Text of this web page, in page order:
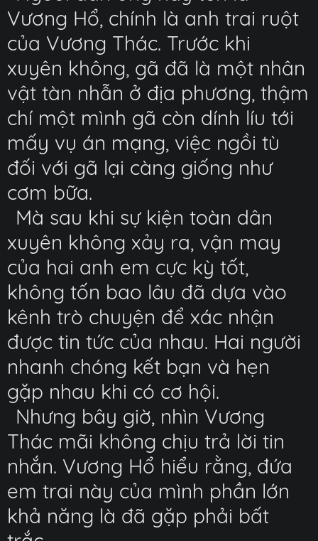
Vương Hổ, chính là anh trai ruột
của Vương Thác. Trước khi
xuyên không, gã đã là một nhân
vật tàn nhẫn ở địa phương, thậm
chí một mình gã còn dính líu tới
mấy vụ án mạng, việc ngồi tù
đối với gã lại càng giống như
cơm bữa.
Mà sau khi sự kiện toàn dân
xuyên không xảy ra, vận may
của hai anh em cực kỳ tốt,
không tốn bao lâu đã dựa vào
kênh trò chuyện để xác nhận
được tin tức của nhau. Hai người
nhanh chóng kết bạn và hẹn
gặp nhau khi có cơ hội.
Nhưng bây giờ, nhìn Vương
Thác mãi không chịu trả lời tin
nhắn. Vương Hổ hiểu rằng, đứa
em trai này của mình phần lớn
khả năng là đã gặp phải bất